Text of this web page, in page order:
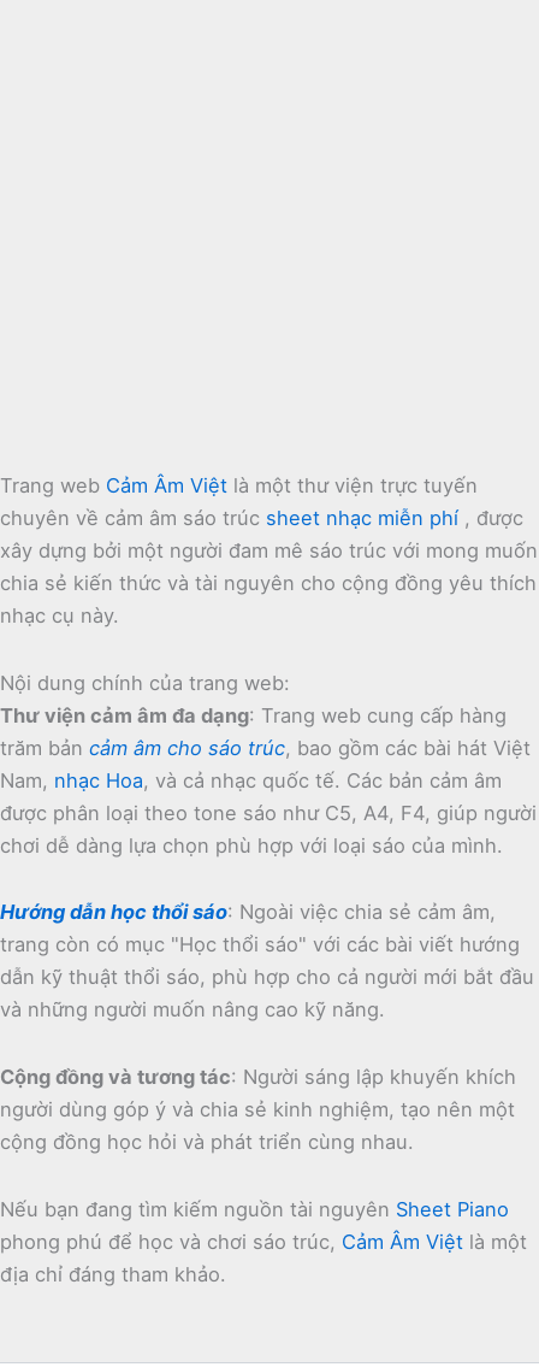
Trang web Cảm Âm Việt là một thư viện trực tuyến
chuyên về cảm âm sáo trúc sheet nhạc miễn phí , được
xây dựng bởi một người đam mê sáo trúc với mong muốn
chia sẻ kiến thức và tài nguyên cho cộng đồng yêu thích
nhạc cụ này.
Nội dung chính của trang web:
Thư viện cảm âm đa dạng: Trang web cung cấp hàng
trăm bản cảm âm cho sáo trúc, bao gồm các bài hát Việt
Nam, nhạc Hoa, và cả nhạc quốc tế. Các bản cảm âm
được phân loại theo tone sáo như C5, A4, F4, giúp người
chơi dễ dàng lựa chọn phù hợp với loại sáo của mình.
Hướng dẫn học thổi sáo: Ngoài việc chia sẻ cảm âm,
trang còn có mục "Học thổi sáo" với các bài viết hướng
dẫn kỹ thuật thổi sáo, phù hợp cho cả người mới bắt đầu
và những người muốn nâng cao kỹ năng.
Cộng đồng và tương tác: Người sáng lập khuyến khích
người dùng góp ý và chia sẻ kinh nghiệm, tạo nên một
cộng đồng học hỏi và phát triển cùng nhau.
Nếu bạn đang tìm kiếm nguồn tài nguyên Sheet Piano
phong phú để học và chơi sáo trúc, Cảm Âm Việt là một
địa chỉ đáng tham khảo.